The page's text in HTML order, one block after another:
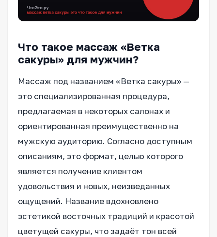
Что такое массаж «Ветка
сакуры» для мужчин?
Массаж под названием «Ветка сакуры» —
это специализированная процедура,
предлагаемая в некоторых салонах и
ориентированная преимущественно на
мужскую аудиторию. Согласно доступным
описаниям, это формат, целью которого
является получение клиентом
удовольствия и новых, неизведанных
ощущений. Название вдохновлено
эстетикой восточных традиций и красотой
цветущей сакуры, что задаёт тон всей